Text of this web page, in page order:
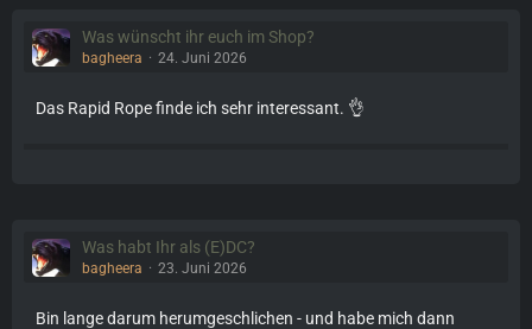
Was wünscht ihr euch im Shop?
bagheera 24. Juni 2026
Das Rapid Rope finde ich sehr interessant. 👌
Was habt Ihr als (E)DC?
bagheera 23. Juni 2026
Bin lange darum herumgeschlichen - und habe mich dann